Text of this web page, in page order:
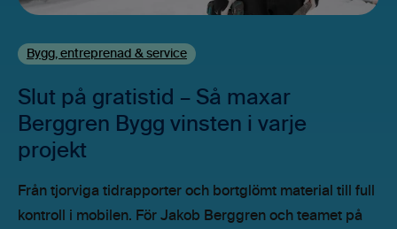
Bygg, entreprenad & service
Slut på gratistid – Så maxar
Berggren Bygg vinsten i varje
projekt
Från tjorviga tidrapporter och bortglömt material till full
kontroll i mobilen. För Jakob Berggren och teamet på